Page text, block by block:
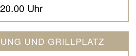
Uhr
UND GRILLPLATZ